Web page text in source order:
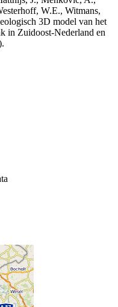
W.E., Witmans,
3D model van het
in Zuidoost-Nederland en